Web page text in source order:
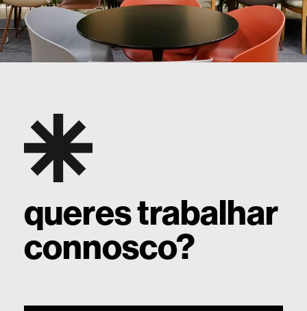
queres trabalhar
connosco?